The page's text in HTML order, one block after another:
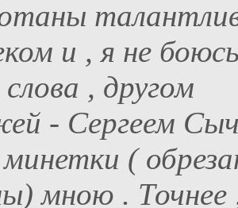
и , я не
, другом
- Сергеем
(
мною . Точнее